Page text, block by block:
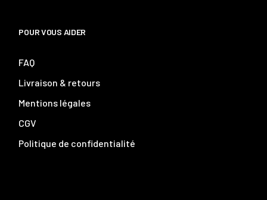
POUR VOUS AIDER
FAQ
Livraison & retours
Mentions légales
CGV
Politique de confidentialité